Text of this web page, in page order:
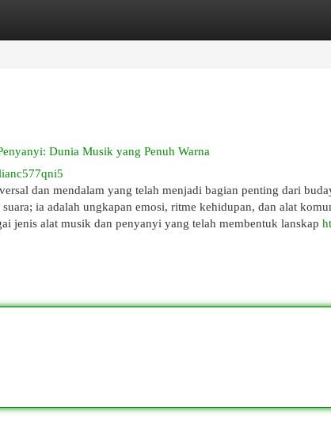
Dunia Musik yang Penuh Warna
dan mendalam yang telah menjadi bagian penting dari
ia adalah ungkapan emosi, ritme kehidupan, dan alat
jenis alat musik dan penyanyi yang telah membentuk lanskap